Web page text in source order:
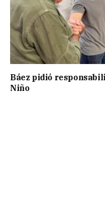
Báez pidió
Niño